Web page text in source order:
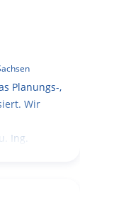
Planungs-,
Wir
Ing.